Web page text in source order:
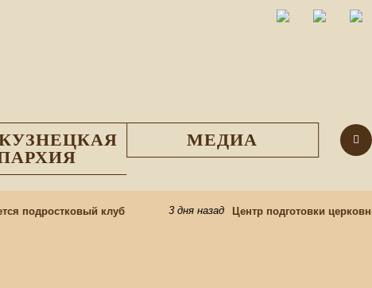
МЕДИА
подростковый клуб 3 дня назад Центр подготовки